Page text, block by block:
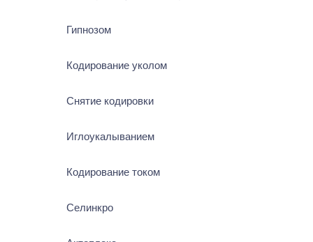
Гипнозом
Кодирование уколом
Снятие кодировки
Иглоукалыванием
Кодирование током
Селинкро